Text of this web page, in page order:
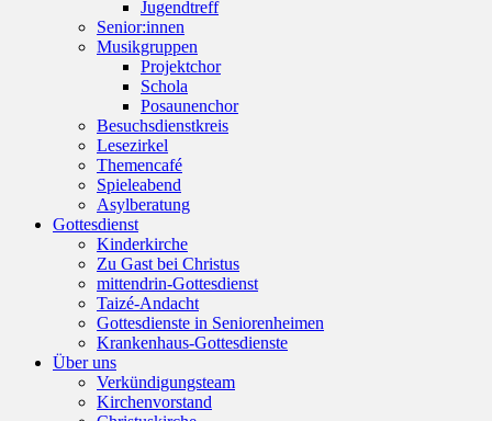
Jugendtreff
Senior:innen
Musikgruppen
Projektchor
Schola
Posaunenchor
Besuchsdienstkreis
Lesezirkel
Themencafé
Spieleabend
Asylberatung
Gottesdienst
Kinderkirche
Zu Gast bei Christus
mittendrin-Gottesdienst
Taizé-Andacht
Gottesdienste in Seniorenheimen
Krankenhaus-Gottesdienste
Über uns
Verkündigungsteam
Kirchenvorstand